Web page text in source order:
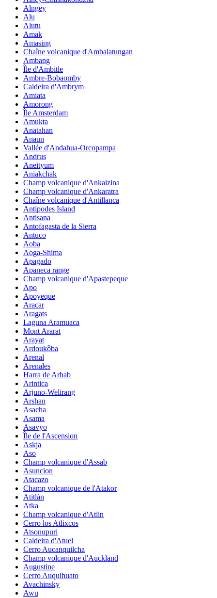
Alngey
Alu
Alutu
Amak
Amasing
Chaîne volcanique d'Ambalatungan
Ambang
Île d'Ambitle
Ambre-Bobaomby
Caldeira d'Ambrym
Amiata
Amorong
Île Amsterdam
Amukta
Anatahan
Anaun
Vallée d'Andahua-Orcopampa
Andrus
Aneityum
Aniakchak
Champ volcanique d'Ankaizina
Champ volcanique d'Ankaratra
Chaîne volcanique d'Antillanca
Antipodes Island
Antisana
Antofagasta de la Sierra
Antuco
Aoba
Aoga-Shima
Apagado
Apaneca range
Champ volcanique d'Apastepeque
Apo
Apoyeque
Aracar
Aragats
Laguna Aramuaca
Mont Ararat
Arayat
Ardoukôba
Arenal
Arenales
Harra de Arhab
Arintica
Arjuno-Welirang
Arshan
Asacha
Asama
Asavyo
Île de l'Ascension
Askja
Aso
Champ volcanique d'Assab
Asuncion
Atacazo
Champ volcanique de l'Atakor
Atitlán
Atka
Champ volcanique d'Atlin
Cerro los Atlixcos
Atsonupuri
Caldeira d'Atuel
Cerro Aucanquilcha
Champ volcanique d'Auckland
Augustine
Cerro Auquihuato
Avachinsky
Awu